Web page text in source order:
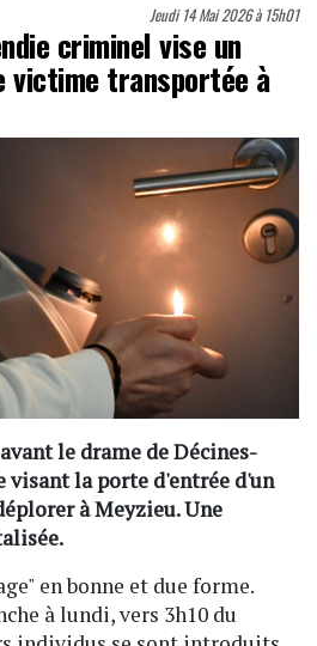
Jeudi 14 Mai 2026 à 15h01
criminel vise un
victime transportée à
le drame de Décines-
visant la porte d'entrée d'un
à Meyzieu. Une
en bonne et due forme.
à lundi, vers 3h10 du